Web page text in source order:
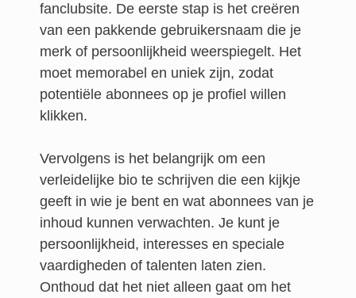
fanclubsite. De eerste stap is het creëren
van een pakkende gebruikersnaam die je
merk of persoonlijkheid weerspiegelt. Het
moet memorabel en uniek zijn, zodat
potentiële abonnees op je profiel willen
klikken.
Vervolgens is het belangrijk om een
verleidelijke bio te schrijven die een kijkje
geeft in wie je bent en wat abonnees van je
inhoud kunnen verwachten. Je kunt je
persoonlijkheid, interesses en speciale
vaardigheden of talenten laten zien.
Onthoud dat het niet alleen gaat om het